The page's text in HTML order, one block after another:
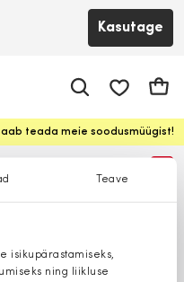
Teave
isikupärastamiseks,
ning liikluse
Kasutage
teada meie soodusmüügist!